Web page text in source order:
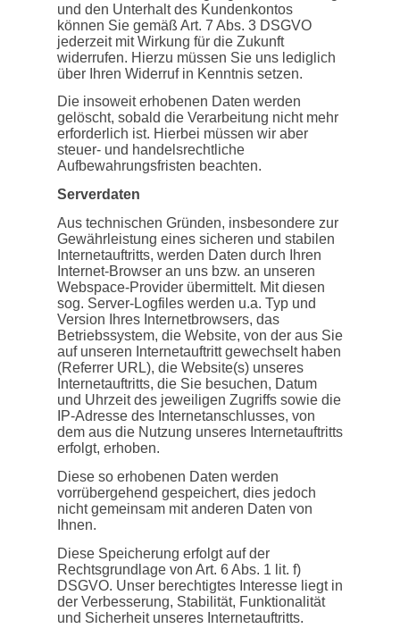
und den Unterhalt des Kundenkontos
können Sie gemäß Art. 7 Abs. 3 DSGVO
jederzeit mit Wirkung für die Zukunft
widerrufen. Hierzu müssen Sie uns lediglich
über Ihren Widerruf in Kenntnis setzen.
Die insoweit erhobenen Daten werden
gelöscht, sobald die Verarbeitung nicht mehr
erforderlich ist. Hierbei müssen wir aber
steuer- und handelsrechtliche
Aufbewahrungsfristen beachten.
Serverdaten
Aus technischen Gründen, insbesondere zur
Gewährleistung eines sicheren und stabilen
Internetauftritts, werden Daten durch Ihren
Internet-Browser an uns bzw. an unseren
Webspace-Provider übermittelt. Mit diesen
sog. Server-Logfiles werden u.a. Typ und
Version Ihres Internetbrowsers, das
Betriebssystem, die Website, von der aus Sie
auf unseren Internetauftritt gewechselt haben
(Referrer URL), die Website(s) unseres
Internetauftritts, die Sie besuchen, Datum
und Uhrzeit des jeweiligen Zugriffs sowie die
IP-Adresse des Internetanschlusses, von
dem aus die Nutzung unseres Internetauftritts
erfolgt, erhoben.
Diese so erhobenen Daten werden
vorrübergehend gespeichert, dies jedoch
nicht gemeinsam mit anderen Daten von
Ihnen.
Diese Speicherung erfolgt auf der
Rechtsgrundlage von Art. 6 Abs. 1 lit. f)
DSGVO. Unser berechtigtes Interesse liegt in
der Verbesserung, Stabilität, Funktionalität
und Sicherheit unseres Internetauftritts.